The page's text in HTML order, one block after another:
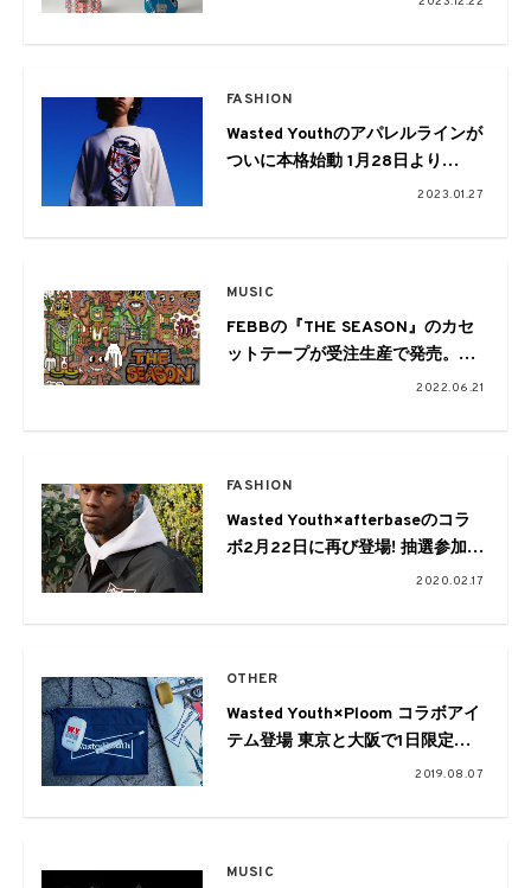
FASHION
Wasted Youthのアパレルラインが
ついに本格始動 1月28日より
HUMAN MADE ONLINE STOREに
2023.01.27
MUSIC
FEBBの『THE SEASON』のカセ
ットテープが受注生産で発売。
ジップアップ・パーカーとTシャ
2022.06.21
FASHION
Wasted Youth×afterbaseのコラ
ボ2月22日に再び登場! 抽選参加は
ドレスコード制なのでご注意を
2020.02.17
OTHER
Wasted Youth×Ploom コラボアイ
テム登場 東京と大阪で1日限定の
POP-UP STOREにて販売2019.08.07
MUSIC